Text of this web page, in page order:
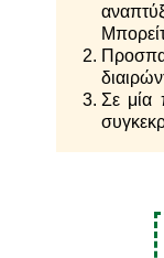
Σε μία